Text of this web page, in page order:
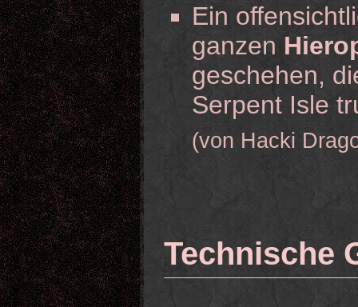
Ein
ganzen
geschehen,
Serpent Isle
(von Hacki
Technische